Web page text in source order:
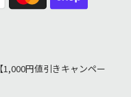
円値引きキャンペー